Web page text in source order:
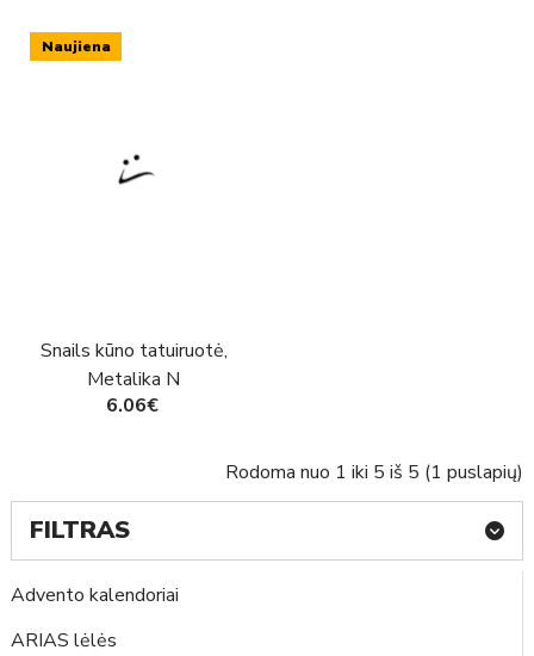
FILTRAS
Advento kalendoriai
ARIAS lėlės
Naujiena
Snails kūno tatuiruotė,
Metalika N
6.06€
Rodoma nuo 1 iki 5 iš 5 (1 puslapių)